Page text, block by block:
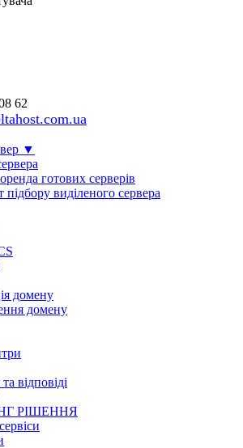
62
▼
готових серверів
підбору виділеного сервера
домену
домену
відповіді
РІШЕННЯ